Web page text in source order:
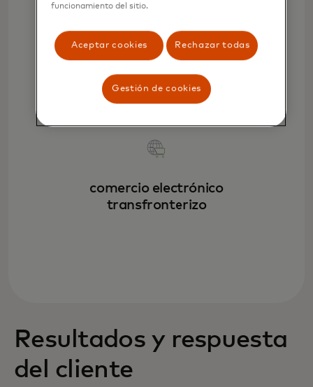
comercio electrónico
transfronterizo
Resultados y respuesta
del cliente
funcionamiento del sitio.
Aceptar cookies Rechazar todas
Gestión de cookies